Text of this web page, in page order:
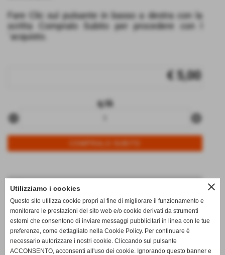
Fare Clic sul pulsante in basso a destra con la
scritta Compralo Subito per procedere con l
´acquisto.
€ 5,00
q.tà
remove_circle add_circle
Info
data di arrivo: 17/07/2026
disponibili: 2
note: 0_
2
close
Utilizziamo i cookies
Questo sito utilizza cookie propri al fine di migliorare il funzionamento e
monitorare le prestazioni del sito web e/o cookie derivati da strumenti
esterni che consentono di inviare messaggi pubblicitari in linea con le tue
preferenze, come dettagliato nella Cookie Policy. Per continuare è
necessario autorizzare i nostri cookie. Cliccando sul pulsante
ACCONSENTO, acconsenti all'uso dei cookie. Ignorando questo banner e